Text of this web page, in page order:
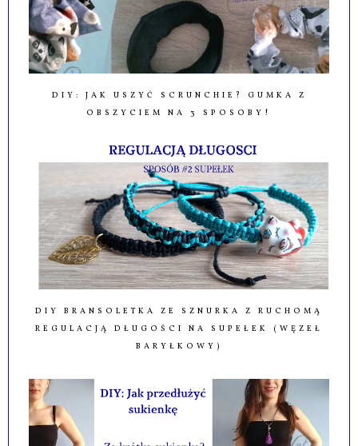
DIY: JAK USZYĆ SCRUNCHIE? GUMKA Z
OBSZYCIEM NA 3 SPOSOBY!
DIY BRANSOLETKA ZE SZNURKA Z RUCHOMĄ
REGULACJĄ DŁUGOŚCI NA SUPEŁEK (WĘZEŁ
BARYŁKOWY)